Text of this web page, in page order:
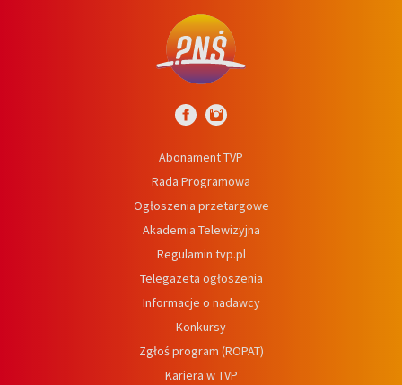
Abonament TVP
Rada Programowa
Ogłoszenia przetargowe
Akademia Telewizyjna
Regulamin tvp.pl
Telegazeta ogłoszenia
Informacje o nadawcy
Konkursy
Zgłoś program (ROPAT)
Kariera w TVP